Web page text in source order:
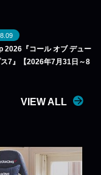
2026『コール オブ デュー
7』【2026年7月31日～8
VIEW ALL